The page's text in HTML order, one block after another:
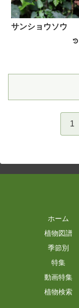
サンショウソウ
1
ホーム
植物図譜
季節別
特集
動画特集
植物検索